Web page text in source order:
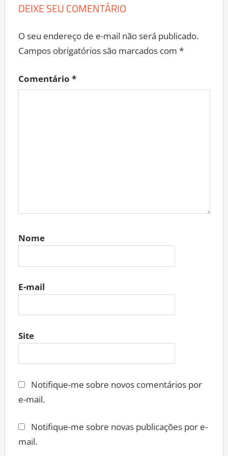
DEIXE SEU COMENTÁRIO
O seu endereço de e-mail não será publicado.
Campos obrigatórios são marcados com *
Comentário *
Nome
E-mail
Site
Notifique-me sobre novos comentários por
e-mail.
Notifique-me sobre novas publicações por e-
mail.